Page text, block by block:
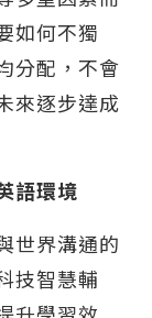
如何不獨
分配，不會
來逐步達成
語環境
世界溝通的
技智慧輔